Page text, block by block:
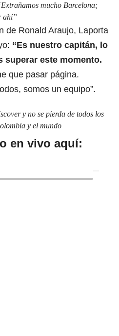
mucho Barcelona;
ahí”
de Ronald Araujo, Laporta
“Es nuestro capitán, lo
superar este momento.
que pasar página.
somos un equipo”.
y no se pierda de todos los
y el mundo
en vivo aquí: